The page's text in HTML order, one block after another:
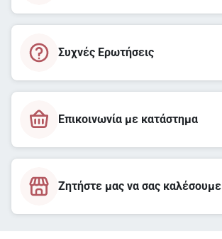
Συχνές Ερωτήσεις
Επικοινωνία με κατάστημα
Ζητήστε μας να σας καλέσουμε